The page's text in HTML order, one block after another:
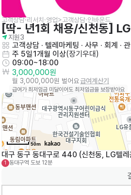
고객상담·리서치·영업>고객상담·인바운드
[딱- 년1회 채용/신천동]
지원3
고객상담 · 텔레마케팅 · 사무 · 회계 · 관
주 5일1개월 이상(장기우대 )
09:00~18:00
3,000,000원
월 3,000,000원 벌어요급여계산기
급여가 최저임금 미달이어도 최저임금을 보장받아요
50m
대구 동구 동대구로 440 (신천동, LG텔
1 동대구역 도보 12분